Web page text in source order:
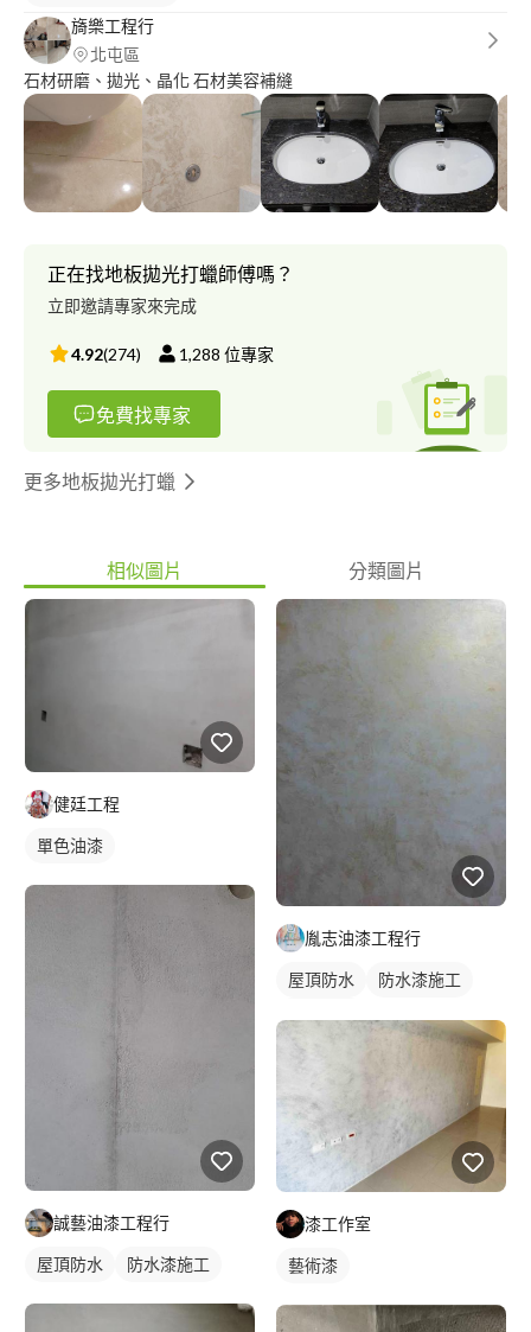
旖樂工程行
北屯區
石材研磨、拋光、晶化 石材美容補縫
正在找地板拋光打蠟師傅嗎？
立即邀請專家來完成
4.92(274) 1,288 位專家
免費找專家
更多地板拋光打蠟
相似圖片 分類圖片
健廷工程
單色油漆
誠藝油漆工程行
屋頂防水 防水漆施工
胤志油漆工程行
屋頂防水
防水漆施工
漆工作室
藝術漆